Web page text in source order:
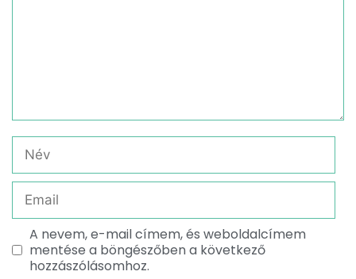
A nevem, e-mail címem, és weboldalcímem
mentése a böngészőben a következő
hozzászólásomhoz.